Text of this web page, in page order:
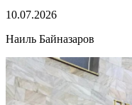
10.07.2026
Наиль Байназаров